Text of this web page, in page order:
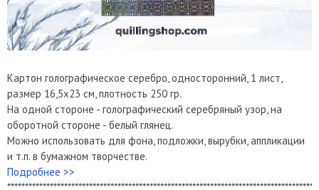
Картон голографическое серебро, односторонний, 1 лист,
размер 16,5х23 см, плотность 250 гр.
На одной стороне - голографический серебряный узор, на
оборотной стороне - белый глянец.
Можно использовать для фона, подложки, вырубки, аппликации
и т.п. в бумажном творчестве.
Подробнее >>